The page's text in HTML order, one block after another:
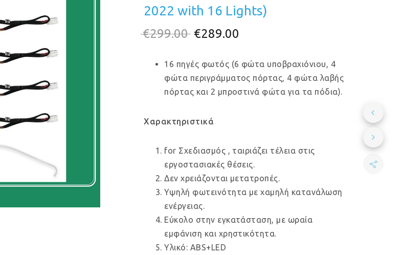
2022 with 16 Lights)
€299.00 Original
was:
€299.00.
€289.00
τιμή
είναι:
€289.00.
16 πηγές φωτός (6 φώτα υποβραχιόνιου, 4
φώτα περιγράμματος πόρτας, 4 φώτα λαβής
πόρτας και 2 μπροστινά φώτα για τα πόδια).
Χαρακτηριστικά
for Σχεδιασμός , ταιριάζει τέλεια στις
εργοστασιακές θέσεις.
Δεν χρειάζονται μετατροπές.
Υψηλή φωτεινότητα με χαμηλή κατανάλωση
ενέργειας.
Εύκολο στην εγκατάσταση, με ωραία
εμφάνιση και χρηστικότητα.
Υλικό: ABS+LED